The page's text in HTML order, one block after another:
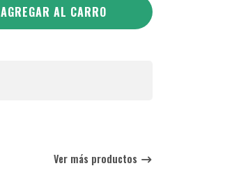
AGREGAR AL CARRO
Ver más productos